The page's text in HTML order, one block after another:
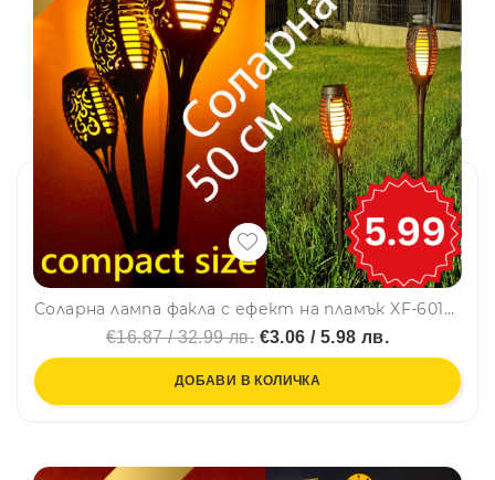
Соларна лампа факла с ефект на пламък XF-6017, 33 LED, 300lm, градиснко осветление, 50 см
€16.87 / 32.99 лв. €3.06 / 5.98 лв.
ДОБАВИ В КОЛИЧКА